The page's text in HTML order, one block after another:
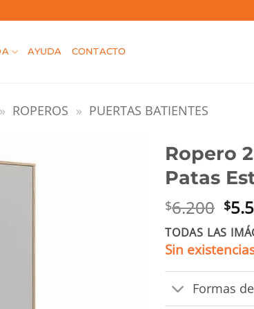
AYUDA CONTACTO
» ROPEROS » PUERTAS BATIENTES
Ropero
Patas
$6.200 El
era:
$
TODAS LAS
Sin
Formas